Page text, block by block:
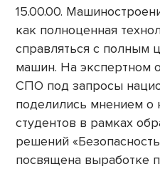
15.00.00.
как полноценная
справляться с полным
машин. На экспертном
СПО под запросы
поделились мнением о
студентов в рамках
решений
посвящена выработке